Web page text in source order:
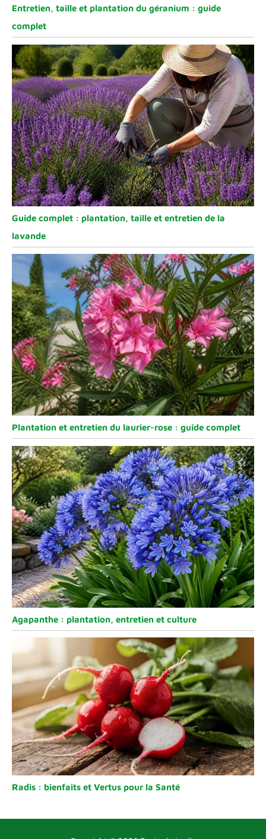
Entretien, taille et plantation du géranium : guide
complet
Guide complet : plantation, taille et entretien de la
lavande
Plantation et entretien du laurier-rose : guide complet
Agapanthe : plantation, entretien et culture
Radis : bienfaits et Vertus pour la Santé